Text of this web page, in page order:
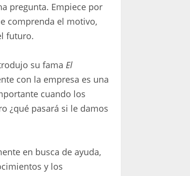
pregunta. Empiece por
comprenda el motivo,
futuro.
su fama El
con la empresa es una
cuando los
¿qué pasará si le damos
en busca de ayuda,
y los